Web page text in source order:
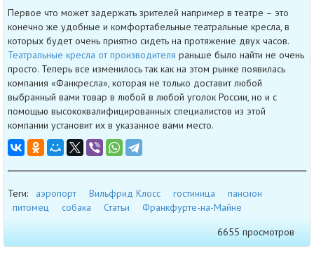
Первое что может задержать зрителей например в театре – это
конечно же удобные и комфортабельные театральные кресла, в
которых будет очень приятно сидеть на протяжение двух часов.
Театральные кресла от производителя раньше было найти не очень
просто. Теперь все изменилось так как на этом рынке появилась
компания «Фанкресла», которая не только доставит любой
выбранный вами товар в любой в любой уголок России, но и с
помощью высококвалифицированных специалистов из этой
компании установит их в указанное вами место.
Теги: аэропорт Вильфрид Клосс гостиница
пансион
питомец
собака Статьи
Франкфурте-на-Майне
6655 просмотров